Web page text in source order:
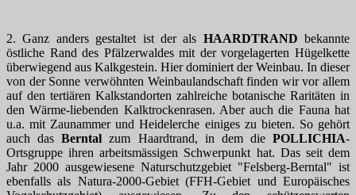
2. Ganz anders gestaltet ist der als HAARDTRAND bekannte
östliche Rand des Pfälzerwaldes mit der vorgelagerten Hügelkette
überwiegend aus Kalkgestein. Hier dominiert der Weinbau. In dieser
von der Sonne verwöhnten Weinbaulandschaft finden wir vor allem
auf den tertiären Kalkstandorten zahlreiche botanische Raritäten in
den Wärme-liebenden Kalktrockenrasen. Aber auch die Fauna hat
u.a. mit Zaunammer und Heidelerche einiges zu bieten. So gehört
auch dasBerntal zum Haardtrand, in dem die POLLICHIA-
Ortsgruppe ihren arbeitsmässigen Schwerpunkt hat. Das seit dem
Jahr 2000 ausgewiesene Naturschutzgebiet "Felsberg-Berntal" ist
ebenfalls als Natura-2000-Gebiet (FFH-Gebiet und Europäisches